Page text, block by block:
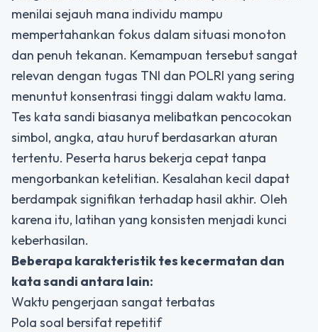
menilai sejauh mana individu mampu
mempertahankan fokus dalam situasi monoton
dan penuh tekanan. Kemampuan tersebut sangat
relevan dengan tugas TNI dan POLRI yang sering
menuntut konsentrasi tinggi dalam waktu lama.
Tes kata sandi biasanya melibatkan pencocokan
simbol, angka, atau huruf berdasarkan aturan
tertentu. Peserta harus bekerja cepat tanpa
mengorbankan ketelitian. Kesalahan kecil dapat
berdampak signifikan terhadap hasil akhir. Oleh
karena itu, latihan yang konsisten menjadi kunci
keberhasilan.
Beberapa karakteristik tes kecermatan dan
kata sandi antara lain:
Waktu pengerjaan sangat terbatas
Pola soal bersifat repetitif